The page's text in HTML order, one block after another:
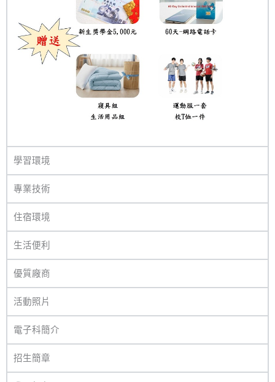
學習環境
專業技術
住宿環境
生活便利
優質廠商
活動照片
電子科簡介
招生簡章